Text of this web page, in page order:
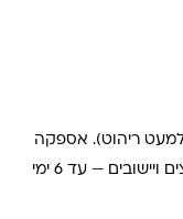
חינם מעל ₪299 (למעט ריהוט). אספקה
תוך 2-4 ימי עסקים. באזורים רחוקים, קיבוצים ויישובים — עד 6 ימי